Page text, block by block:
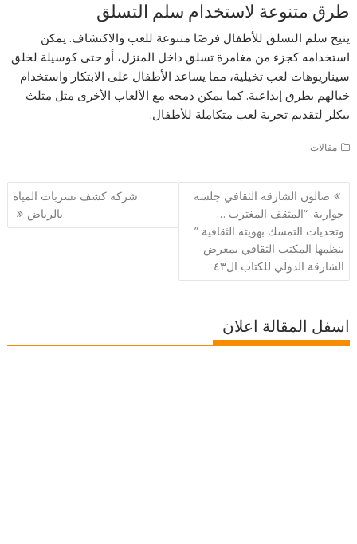
طرق متنوعة لاستخدام سلم التسلق
يتيح سلم التسلق للأطفال فرصًا متنوعة للعب والاكتشاف. يمكن
استخدامه كجزء من مغامرة تسلق داخل المنزل، أو حتى كوسيلة لخلق
سيناريوهات لعب تخيلية، مما يساعد الأطفال على الابتكار واستخدام
خيالهم بطرق إبداعية. كما يمكن دمجه مع الألعاب الأخرى مثل مثلث
بيكلر لتقديم تجربة لعب متكاملة للأطفال.
مقالات
تصفّح
المقالات
صالون الشارقة الثقافي جلسة
حوارية: “المثقف المغترب …
وتحديات التمسك بهويته الثقافية ”
ينظمها المكتب الثقافي بمعرض
الشارقة الدولي للكتاب ال٤٣
شركة كشف تسربات المياه
بالرياض
اسفل المقالة اعلان